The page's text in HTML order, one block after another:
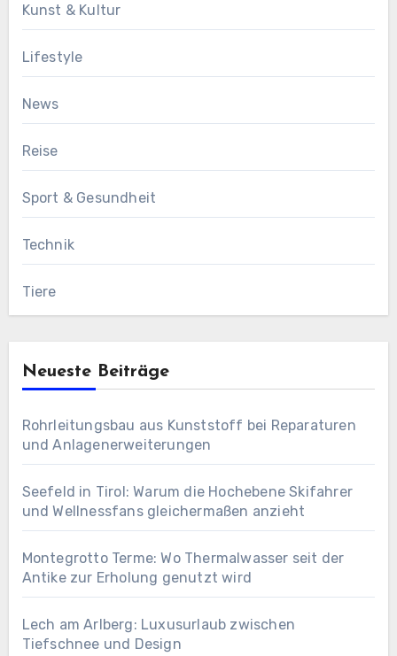
Kunst & Kultur
Lifestyle
News
Reise
Sport & Gesundheit
Technik
Tiere
Neueste Beiträge
Rohrleitungsbau aus Kunststoff bei Reparaturen
und Anlagenerweiterungen
Seefeld in Tirol: Warum die Hochebene Skifahrer
und Wellnessfans gleichermaßen anzieht
Montegrotto Terme: Wo Thermalwasser seit der
Antike zur Erholung genutzt wird
Lech am Arlberg: Luxusurlaub zwischen
Tiefschnee und Design